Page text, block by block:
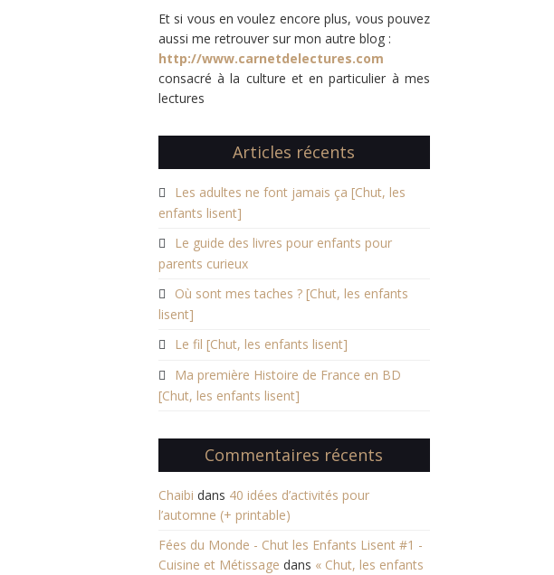
Et si vous en voulez encore plus, vous pouvez
aussi me retrouver sur mon autre blog :
http://www.carnetdelectures.com
consacré à la culture et en particulier à mes
lectures
Articles récents
Les adultes ne font jamais ça [Chut, les
enfants lisent]
Le guide des livres pour enfants pour
parents curieux
Où sont mes taches ? [Chut, les enfants
lisent]
Le fil [Chut, les enfants lisent]
Ma première Histoire de France en BD
[Chut, les enfants lisent]
Commentaires récents
Chaibi dans 40 idées d’activités pour
l’automne (+ printable)
Fées du Monde - Chut les Enfants Lisent #1 -
Cuisine et Métissage dans « Chut, les enfants